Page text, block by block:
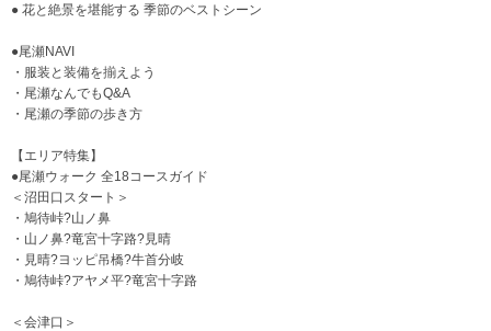
● 花と絶景を堪能する 季節のベストシーン
●尾瀬NAVI
・服装と装備を揃えよう
・尾瀬なんでもQ&A
・尾瀬の季節の歩き方
【エリア特集】
●尾瀬ウォーク 全18コースガイド
＜沼田口スタート＞
・鳩待峠?山ノ鼻
・山ノ鼻?竜宮十字路?見晴
・見晴?ヨッピ吊橋?牛首分岐
・鳩待峠?アヤメ平?竜宮十字路
＜会津口＞